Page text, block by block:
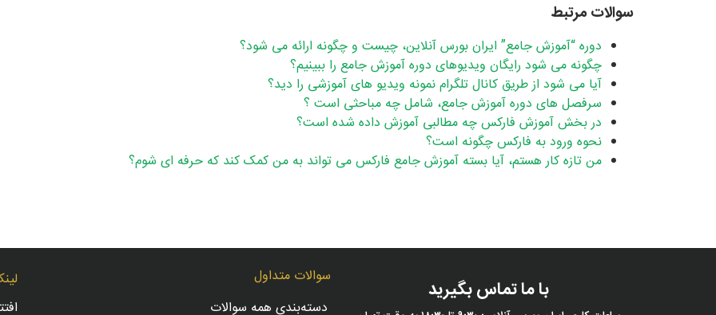
سوالات مرتبط
دوره “آموزش جامع” ایران بورس آنلاین، چیست و چگونه ارائه می شود؟
چگونه می شود رایگان ویدیوهای دوره آموزش جامع را ببینیم؟
آیا می شود از طریق کانال تلگرام نمونه ویدیو های آموزشی را دید؟
سرفصل های دوره آموزش جامع، شامل چه مباحثی است ؟
در بخش آموزش فارکس چه مطالبی آموزش داده شده است؟
نحوه ورود به فارکس چگونه است؟
من تازه کار هستم، آیا بسته آموزش جامع فارکس می تواند به من کمک کند که حرفه ای شوم؟
با ما تماس بگیرید
سوالات متداول
دسته‌بندی همه سوالات